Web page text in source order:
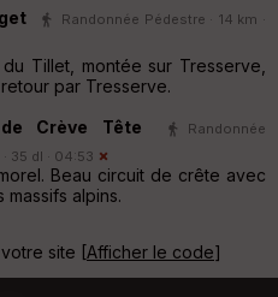
Randonnée Pédestre · 14 km ·
Tillet, montée sur Tresserve,
par Tresserve.
Crève Tête
Randonnée
35 dl · 04:53
Beau circuit de crête avec
alpins.
site [Afficher le code]